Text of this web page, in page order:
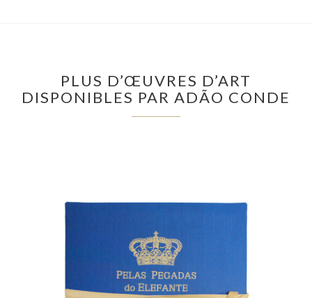
PLUS D’ŒUVRES D’ART
DISPONIBLES PAR ADÃO CONDE